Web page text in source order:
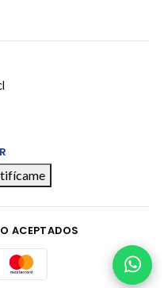
ACEPTADOS